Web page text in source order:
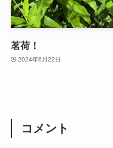
茗荷！
2024年6月22日
コメント